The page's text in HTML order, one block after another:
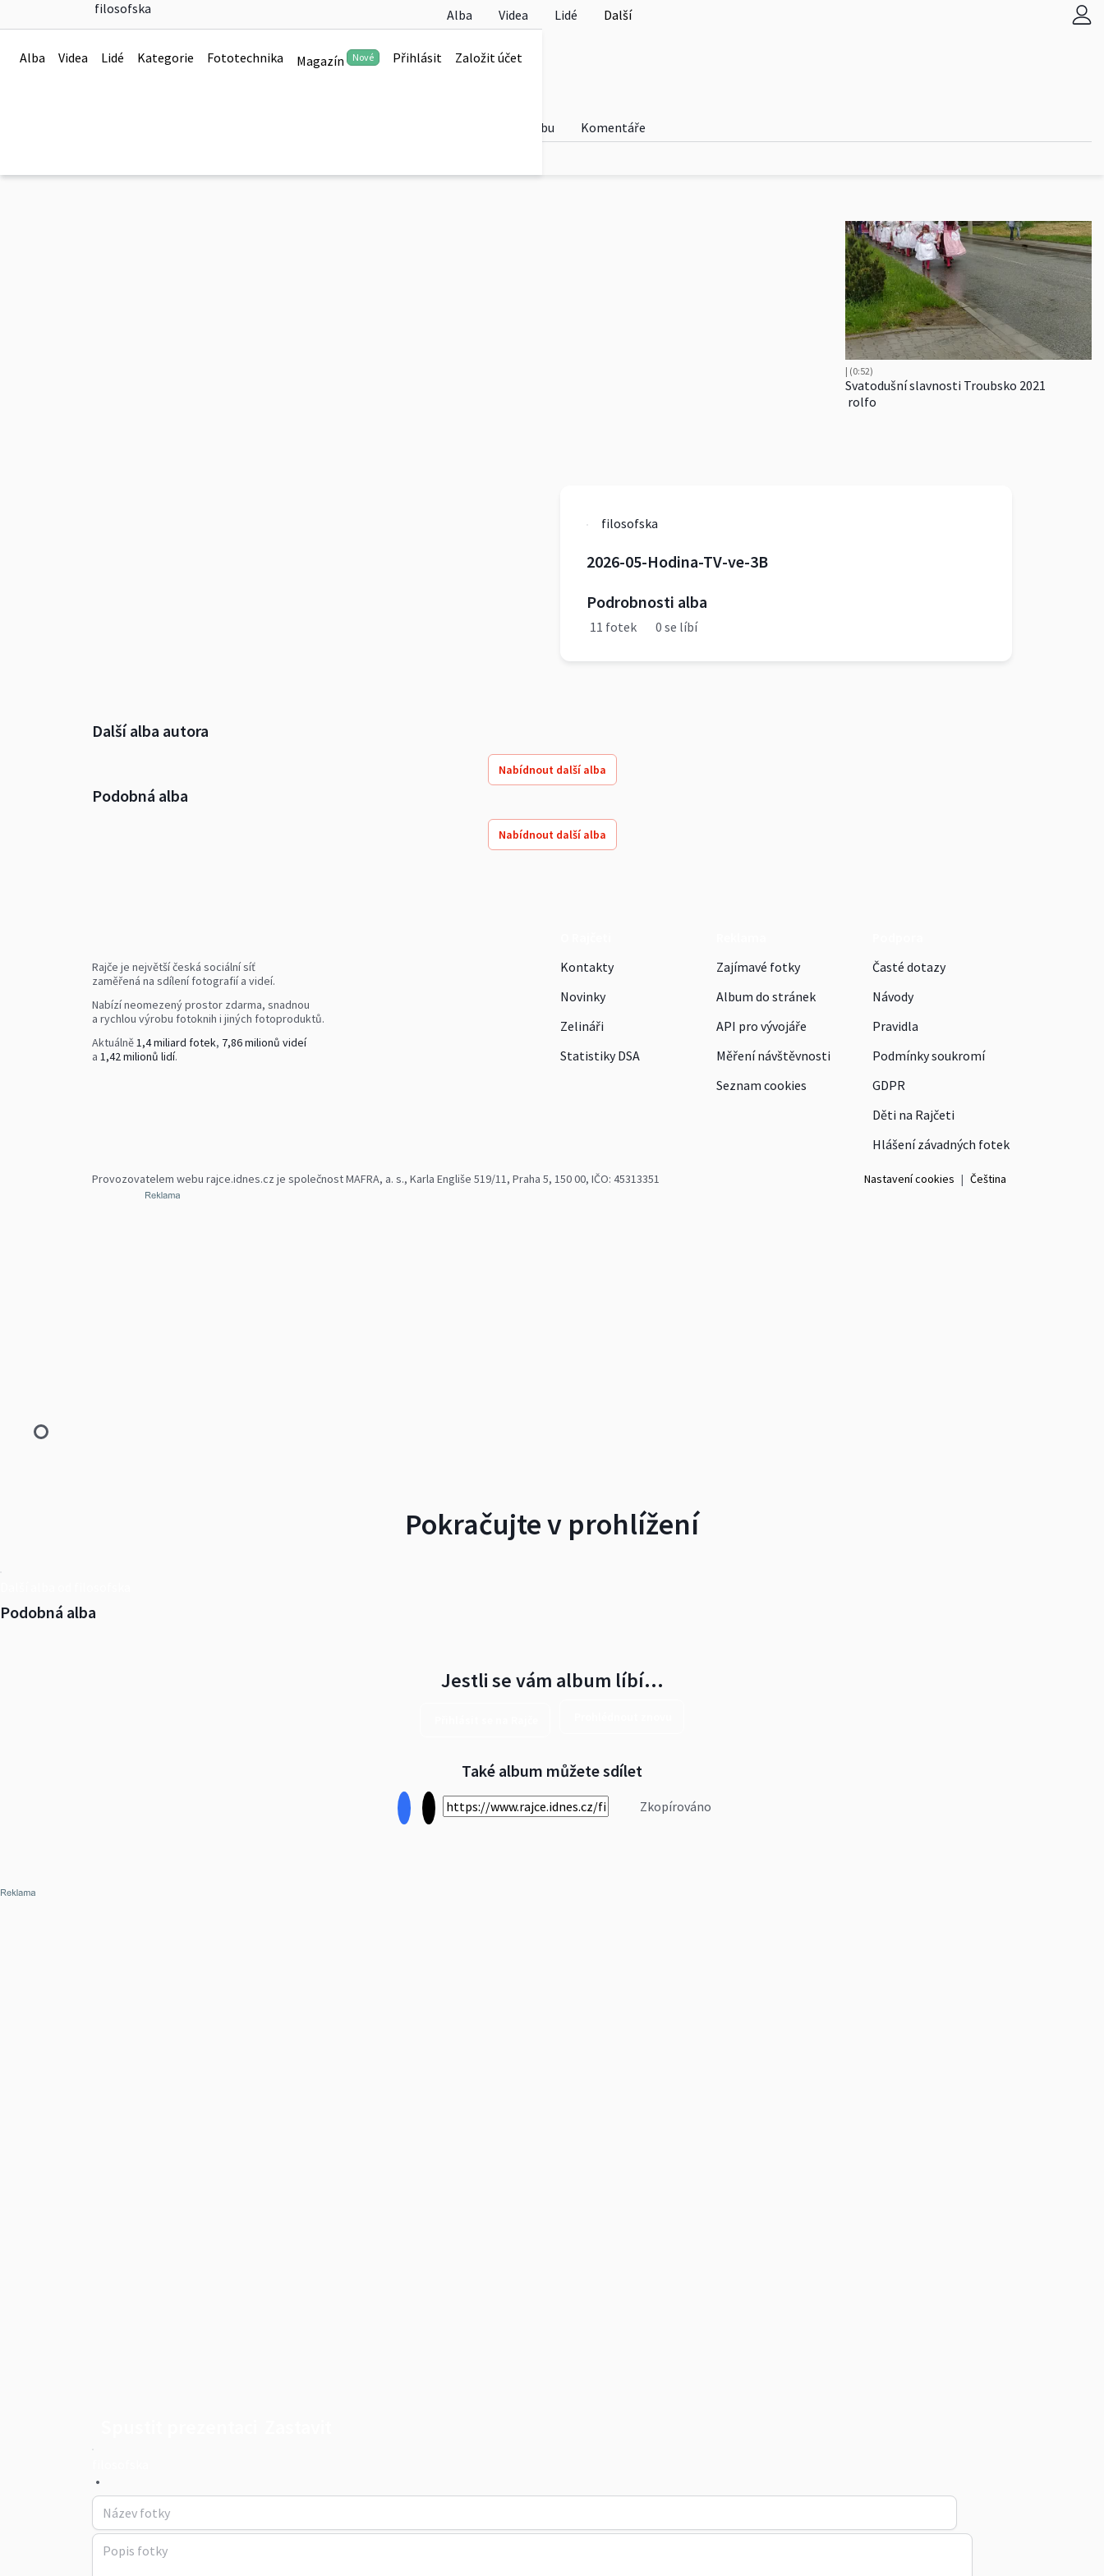
Alba Videa Lidé Další
Alba Videa Lidé Kategorie Fototechnika Magazín Nové Přihlásit Založit účet
filosofska
2026-05-Hodina-TV-ve-3B
O albu
Komentáře
| (0:52)
Svatodušní slavnosti Troubsko 2021
rolfo
filosofska
2026-05-Hodina-TV-ve-3B
Podrobnosti alba
11 fotek 0 se líbí
Další alba autora
Nabídnout další alba
Podobná alba
Nabídnout další alba
Rajče je největší česká sociální síť
zaměřená na sdílení fotografií a videí.
Nabízí neomezený prostor zdarma, snadnou
a rychlou výrobu fotoknih i jiných fotoproduktů.
Aktuálně1,4 miliard fotek, 7,86 milionů videí
a 1,42 milionů lidí.
Kontakty
Novinky
Zelináři
Statistiky DSA
Zajímavé fotky
Album do stránek
API pro vývojáře
Měření návštěvnosti
Seznam cookies
Časté dotazy
Návody
Pravidla
Podmínky soukromí
GDPR
Děti na Rajčeti
Hlášení závadných fotek
Provozovatelem webu rajce.idnes.cz je společnost MAFRA, a. s., Karla Engliše 519/11, Praha 5, 150 00, IČO: 45313351 Nastavení cookies | Čeština
Pokračujte v prohlížení
Podobná alba
Jestli se vám album líbí…
Také album můžete sdílet
Zkopírováno
•